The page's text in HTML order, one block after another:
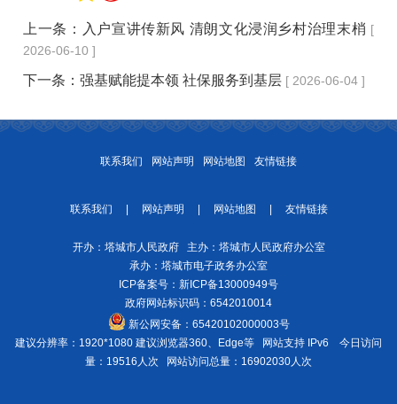
上一条： 入户宣讲传新风 清朗文化浸润乡村治理末梢 [
2026-06-10 ]
下一条：强基赋能提本领 社保服务到基层 [ 2026-06-04 ]
联系我们 网站声明 网站地图 友情链接
联系我们 | 网站声明 | 网站地图 | 友情链接
开办：塔城市人民政府 主办：塔城市人民政府办公室
承办：塔城市电子政务办公室
ICP备案号： 新ICP备13000949号
政府网站标识码：6542010014
新公网安备： 65420102000003号
建议分辨率：1920*1080 建议浏览器360、Edge等 网站支持 IPv6
今日访问
量：19516人次
网站访问总量：16902030人次